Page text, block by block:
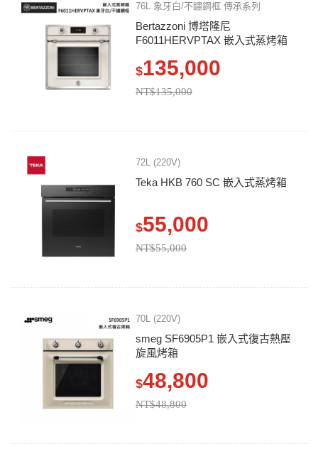
76L 象牙白/不鏽鋼框 傳承系列
Bertazzoni 博塔隆尼
F6011HERVPTAX 嵌入式蒸烤箱
$135,000
NT$135,000
72L (220V)
Teka HKB 760 SC 嵌入式蒸烤箱
$55,000
NT$55,000
70L (220V)
smeg SF6905P1 嵌入式復古熱壓
旋風烤箱
$48,800
NT$48,800